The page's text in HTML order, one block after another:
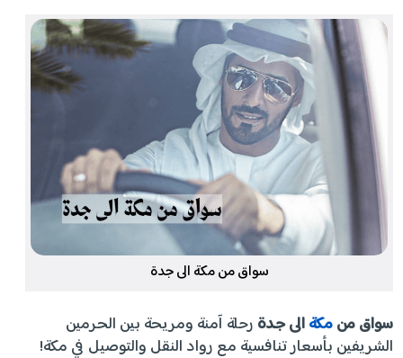
سواق من مكة الى جدة
سواق منمكةالى جدة رحلة آمنة ومريحة بين الحرمين
الشريفين بأسعار تنافسية مع رواد النقل والتوصيل في مكة!